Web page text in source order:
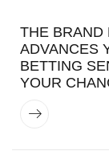
THE BRAND
ADVANCES
BETTING
YOUR